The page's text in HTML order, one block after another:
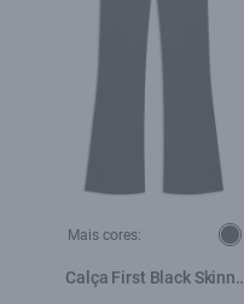
Mais cores:
Calça First Black Skinny